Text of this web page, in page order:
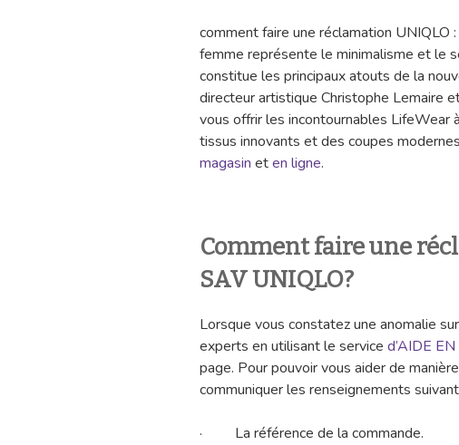
comment faire une réclamation UNIQLO
femme représente le minimalisme et le
constitue les principaux atouts de la
directeur artistique Christophe Lemaire
vous offrir les incontournables LifeWear
tissus innovants et des coupes
magasin eten ligne.
Comment faire une
SAV UNIQLO?
Lorsque vous constatez une anomalie
experts en utilisant le service d’AIDE
page. Pour pouvoir vous aider de
communiquer les renseignements
· La référence de la commande.